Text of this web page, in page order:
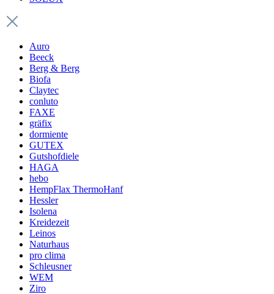
Auro
Beeck
Berg & Berg
Biofa
Claytec
conluto
FAXE
gräfix
dormiente
GUTEX
Gutshofdiele
HAGA
hebo
HempFlax ThermoHanf
Hessler
Isolena
Kreidezeit
Leinos
Naturhaus
pro clima
Schleusner
WEM
Ziro